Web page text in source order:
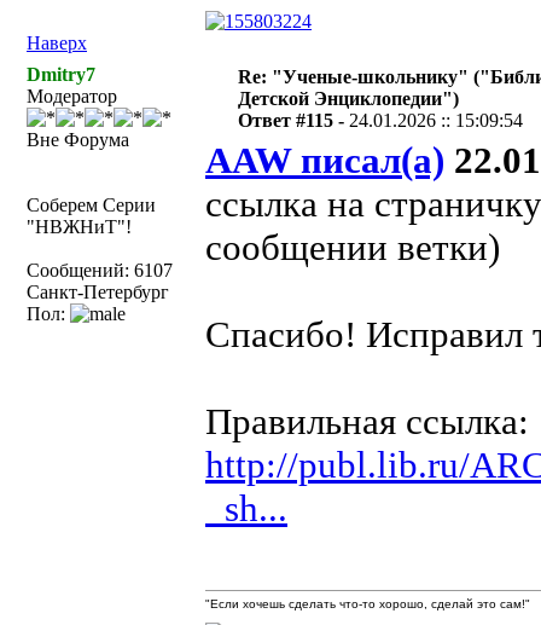
Наверх
Dmitry7
Модератор
Вне Форума
Соберем Серии
"НВЖНиТ"!
Сообщений: 6107
Санкт-Петербург
Пол:
Re: "Ученые-школьнику"
Детской Энциклопедии")
Ответ #115 - 24.01.2026 :: 15:09:54
AAW писал(а)
ссылка на
сообщении ветки)
Спасибо! Исправил
Правильная ссылка:
http://publ.lib.ru/
_sh...
"Если хочешь сделать что-то хорошо, сделай это сам!"